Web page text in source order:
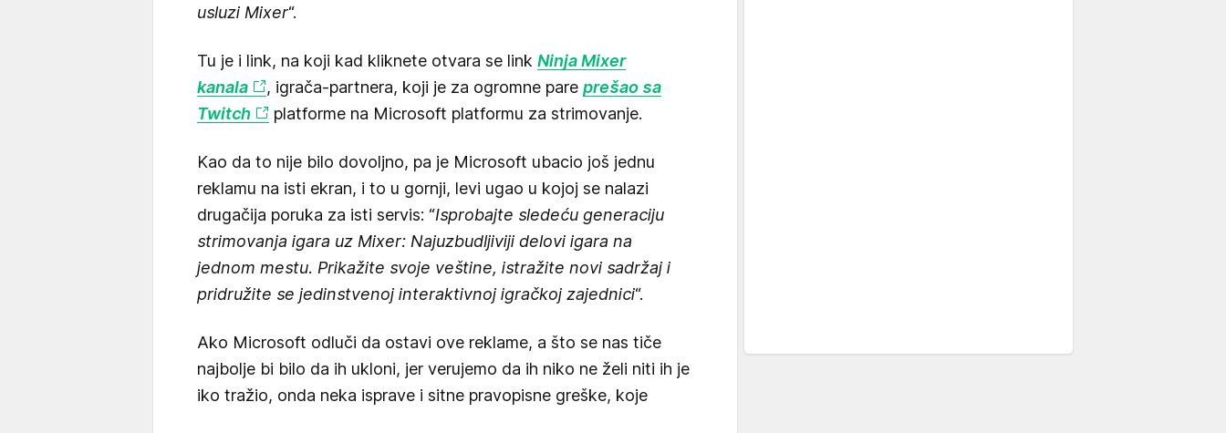
usluzi Mixer“.
Tu je i link, na koji kad kliknete otvara se link Ninja Mixer
kanala
, igrača-partnera, koji je za ogromne pare prešao sa
Twitch
platforme na Microsoft platformu za strimovanje.
Kao da to nije bilo dovoljno, pa je Microsoft ubacio još jednu
reklamu na isti ekran, i to u gornji, levi ugao u kojoj se nalazi
drugačija poruka za isti servis: “Isprobajte sledeću generaciju
strimovanja igara uz Mixer: Najuzbudljiviji delovi igara na
jednom mestu. Prikažite svoje veštine, istražite novi sadržaj i
pridružite se jedinstvenoj interaktivnoj igračkoj zajednici“.
Ako Microsoft odluči da ostavi ove reklame, a što se nas tiče
najbolje bi bilo da ih ukloni, jer verujemo da ih niko ne želi niti ih je
iko tražio, onda neka isprave i sitne pravopisne greške, koje